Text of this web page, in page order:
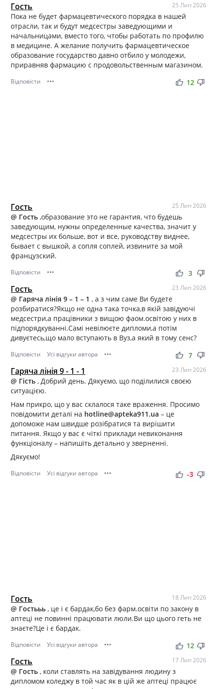
Гость 25 Лип 2026
Пока не будет фармацевтического порядка в нашей
отрасли, так и будут медсестры заведующими и
начальницами, вместо того, чтобы работать по профилю
в медицине. А желание получить фармацевтическое
образование государство давно отбило у молодежи,
приравняв фармацию с продовольственным магазином.
Відповісти ••• thumb_up thumb_down
12
Гость 25 Лип 2026
@ Гость,образование это не гарантия, что будешь
заведующим, нужны определенные качества, значит у
медсестры их больше, вот и все, руководству виднее,
бывает с вышкой, а сопля соплей, извините за мой
французский.
Відповісти ••• thumb_up thumb_down
3
Гость 23 Лип 2026
@ Гаряча лінія 9 – 1 – 1, а з чим саме Ви будете
розбиратися?Якщо не одна така точка,в якій завідуючі
медсестри,а працівники з вищою фаом.освітою у них в
підпорядкуванні.Самі невілюєте дипломи,а потім
дивуєтесь,що мало вступають в Вуз,а який в тому сенс?
Відповісти Усі відгуки автора ••• thumb_up thumb_down
7
Гаряча лінія 9 - 1 - 1 23 Лип 2026
@ Гість, Добрий день. Дякуємо, що поділилися своєю
ситуацією.
Нам прикро, що у вас склалося таке враження. Просимо
повідомити деталі на hotline@apteka911.ua – це
допоможе нам швидше розібратися та вирішити
питання. Якщо у вас є чіткі приклади невиконання
функціоналу – напишіть детально у зверненні.
Дякуємо!
Відповісти Усі відгуки автора ••• thumb_up thumb_down
-3
Гость 18 Лип 2026
@ Гостььь, це і є бардак,бо без фарм.освіти по закону в
аптеці не повинні працювати люли.Ви що цього геть не
знаєте?Це і є бардак.
Відповісти Усі відгуки автора ••• thumb_up thumb_down
12
Гость 17 Лип 2026
@ Гость, коли ставлять на завідування людину з
дипломом коледжу в той час як в цій же аптеці працює